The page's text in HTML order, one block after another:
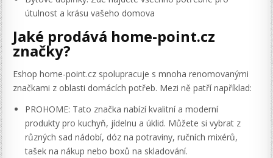
útulnost a krásu vašeho domova
Jaké prodává home-point.cz
značky?
Eshop home-point.cz spolupracuje s mnoha renomovanými
značkami z oblasti domácích potřeb. Mezi ně patří například:
PROHOME: Tato značka nabízí kvalitní a moderní
produkty pro kuchyň, jídelnu a úklid. Můžete si vybrat z
různých sad nádobí, dóz na potraviny, ručních mixérů,
tašek na nákup nebo boxů na skladování.